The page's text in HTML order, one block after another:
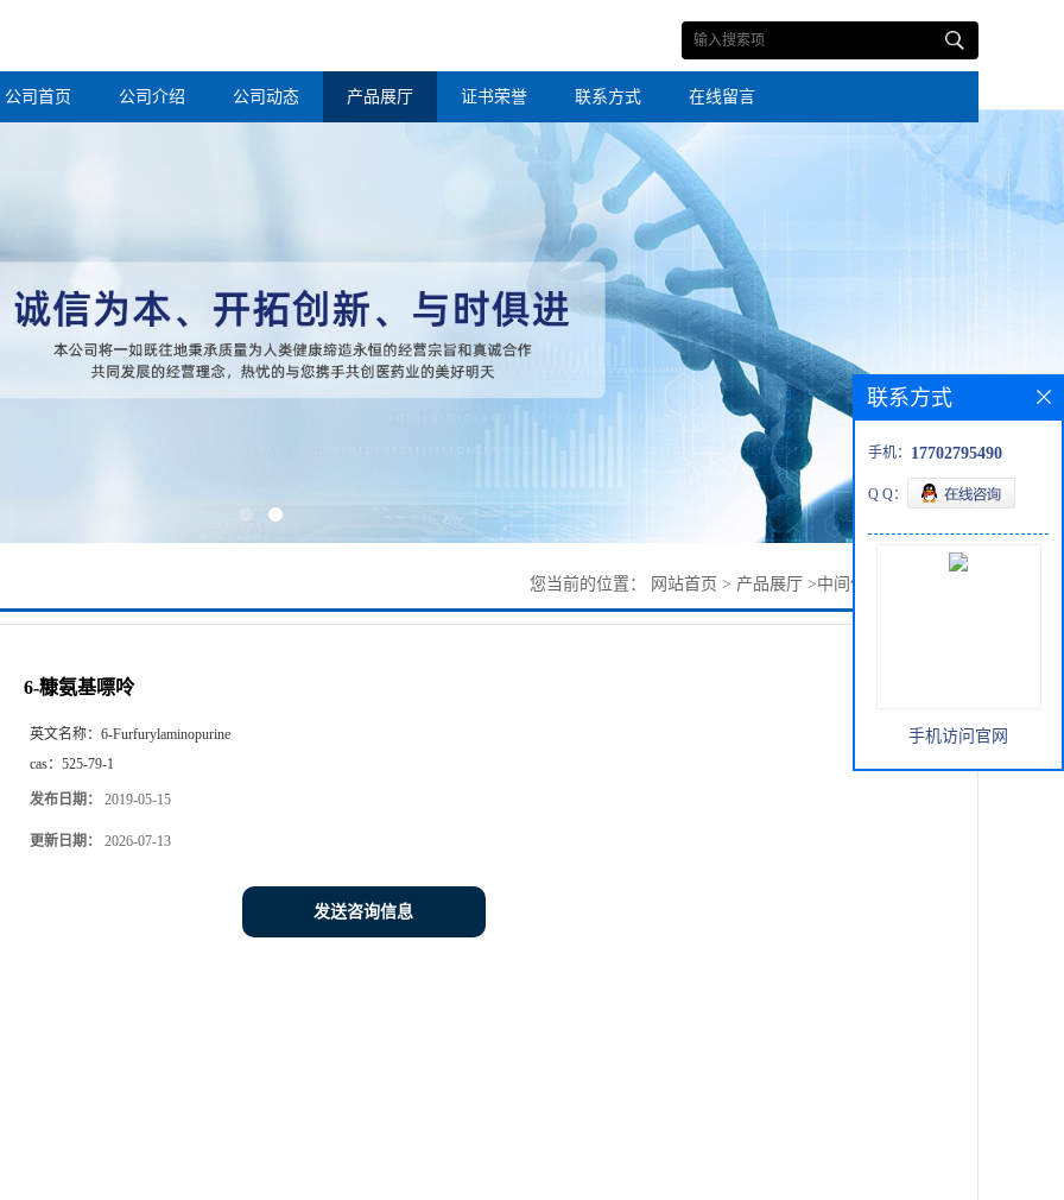
公司首页 公司介绍 公司动态 产品展厅 证书荣誉 联系方式 在线留言
您当前的位置： 网站首页 > 产品展厅 >中间体
6-糠氨基嘌呤
英文名称： 6-Furfurylaminopurine
cas： 525-79-1
发布日期： 2019-05-15
更新日期： 2026-07-13
发送咨询信息
联系方式
手机： 17702795490
Q Q：
手机访问官网